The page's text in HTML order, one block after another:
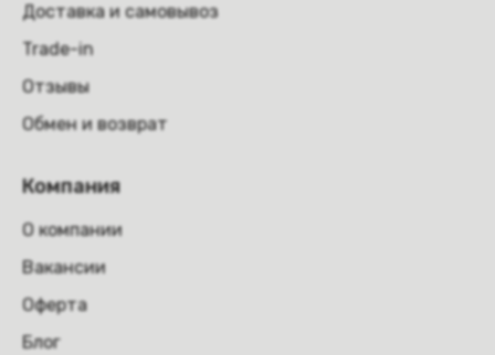
Доставка и самовывоз
Trade-in
Отзывы
Обмен и возврат
Компания
О компании
Вакансии
Оферта
Блог